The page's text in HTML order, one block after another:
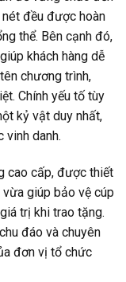
đều được hoàn
thể. Bên cạnh đó,
khách hàng dễ
chương trình,
Chính yếu tố tùy
kỷ vật duy nhất,
danh.
cao cấp, được thiết
giúp bảo vệ cúp
trị khi trao tặng.
đáo và chuyên
đơn vị tổ chức